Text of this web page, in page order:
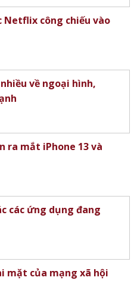
Netflix công chiếu vào
về ngoại hình,
ra mắt iPhone 13 và
các ứng dụng đang
mặt của mạng xã hội